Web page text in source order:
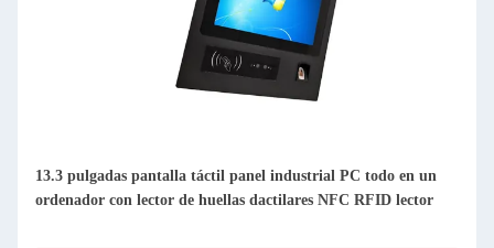
13.3 pulgadas pantalla táctil panel industrial PC todo en un
ordenador con lector de huellas dactilares NFC RFID lector